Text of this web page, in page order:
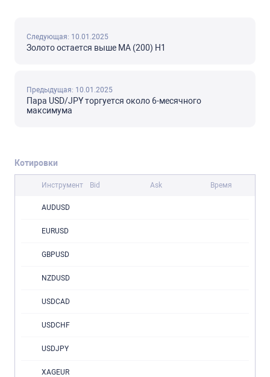
Следующая: 10.01.2025
Золото остается выше МА (200) Н1
Предыдущая: 10.01.2025
Пара USD/JPY торгуется около 6-месячного
максимума
Котировки
Инструмент Bid Ask Время
AUDUSD
EURUSD
GBPUSD
NZDUSD
USDCAD
USDCHF
USDJPY
XAGEUR